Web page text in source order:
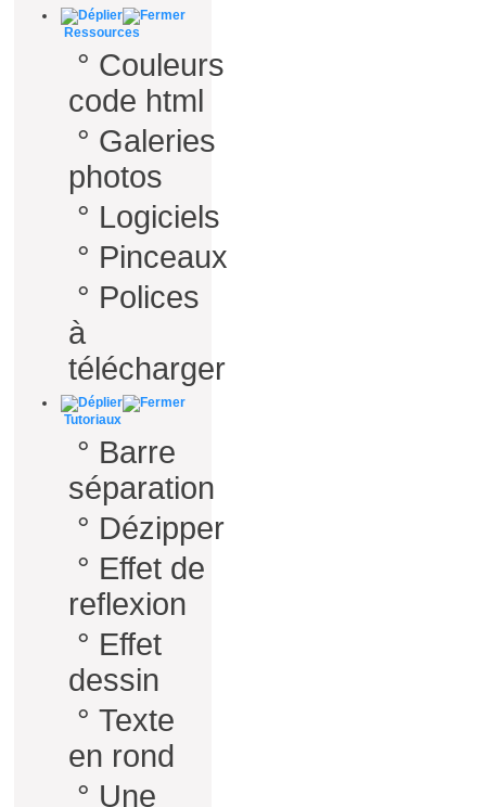
Ressources
° Couleurs
code html
° Galeries
photos
° Logiciels
° Pinceaux
° Polices
à
télécharger
Tutoriaux
° Barre
séparation
° Dézipper
° Effet de
reflexion
° Effet
dessin
° Texte
en rond
° Une